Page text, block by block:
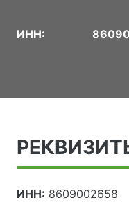
ИНН:
ИНН: 8609002658